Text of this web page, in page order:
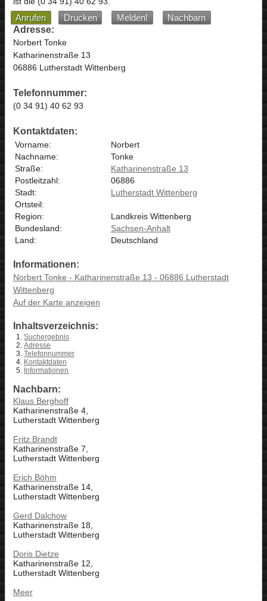
Anrufen Drucken Melden!
Nachbarn
Adresse:
Norbert Tonke
Katharinenstraße 13
06886 Lutherstadt Wittenberg
Telefonnummer:
(0 34 91) 40 62 93
Kontaktdaten:
Vorname:
Norbert
Nachname:
Tonke
Straße:
Katharinenstraße 13
Postleitzahl:
06886
Stadt:
Lutherstadt Wittenberg
Ortsteil:
Region:
Landkreis Wittenberg
Bundesland:
Sachsen-Anhalt
Land:
Deutschland
Informationen:
Norbert Tonke - Katharinenstraße 13 - 06886 Lutherstadt
Wittenberg
Auf der Karte anzeigen
Inhaltsverzeichnis:
Suchergebnis
Adresse
Telefonnummer
Kontaktdaten
Informationen
Nachbarn:
Klaus Berghoff
Katharinenstraße 4,
Lutherstadt Wittenberg
Fritz Brandt
Katharinenstraße 7,
Lutherstadt Wittenberg
Erich Böhm
Katharinenstraße 14,
Lutherstadt Wittenberg
Gerd Dalchow
Katharinenstraße 18,
Lutherstadt Wittenberg
Doris Dietze
Katharinenstraße 12,
Lutherstadt Wittenberg
Meer